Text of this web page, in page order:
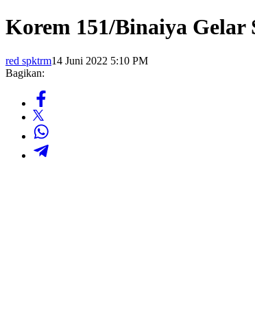
Korem 151/Binaiya
red spktrm14 Juni 2022 5:10 PM
Bagikan: